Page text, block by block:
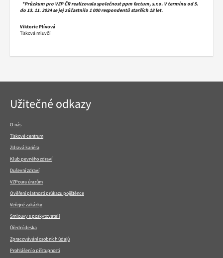
*Průzkum pro VZP ČR realizovala společnost ppm factum, s.r.o. V termínu od 5.
do 13. 11. 2024 se jej zúčastnilo 1 000 respondentů starších 18 let.
Viktorie Plívová
Tisková mluvčí
Navigace
v
Užitečné odkazy
O nás
Tiskové centrum
Zdravá kariéra
Klub pevného zdraví
Duševní zdraví
VZPoura úrazům
Ověření platnosti průkazu pojištěnce
Veřejné zakázky
Smlouvy s poskytovateli
Úřední deska
Zpracovávání osobních údajů
Prohlášení o přístupnosti